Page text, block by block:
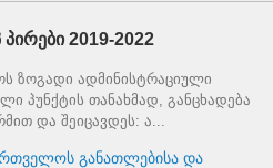
2019-2022
ზოგადი ადმინისტრაციული
პუნქტის თანახმად, განცხადება
და შეიცავდეს: ა...
განათლებისა და